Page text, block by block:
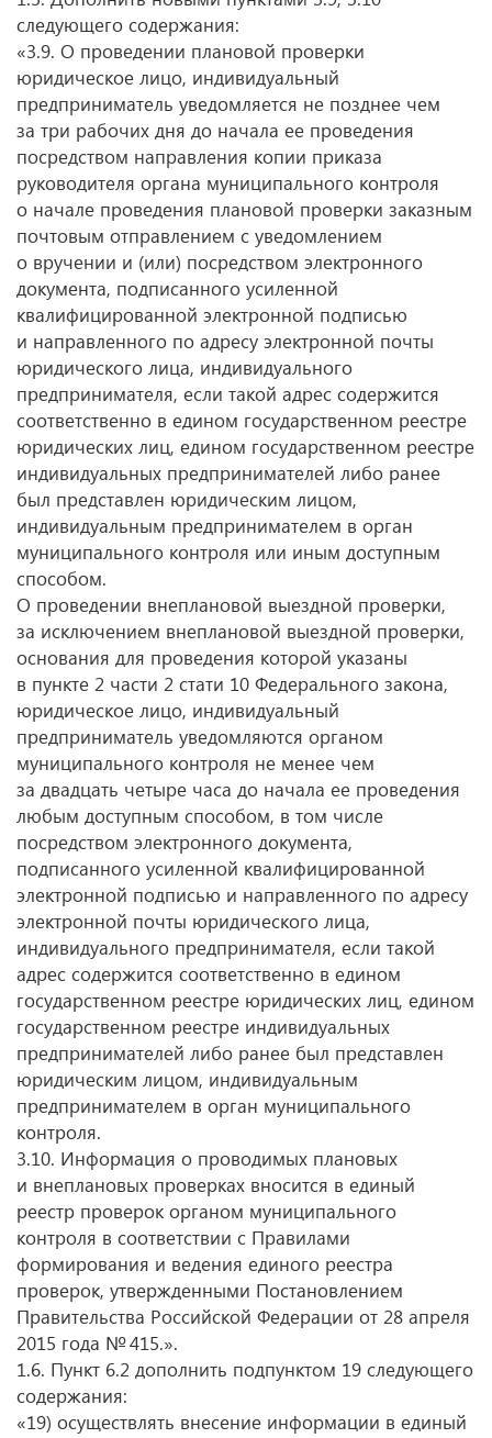
следующего содержания:
«3.9. О проведении плановой проверки
юридическое лицо, индивидуальный
предприниматель уведомляется не позднее чем
за три рабочих дня до начала ее проведения
посредством направления копии приказа
руководителя органа муниципального контроля
о начале проведения плановой проверки заказным
почтовым отправлением с уведомлением
о вручении и (или) посредством электронного
документа, подписанного усиленной
квалифицированной электронной подписью
и направленного по адресу электронной почты
юридического лица, индивидуального
предпринимателя, если такой адрес содержится
соответственно в едином государственном реестре
юридических лиц, едином государственном реестре
индивидуальных предпринимателей либо ранее
был представлен юридическим лицом,
индивидуальным предпринимателем в орган
муниципального контроля или иным доступным
способом.
О проведении внеплановой выездной проверки,
за исключением внеплановой выездной проверки,
основания для проведения которой указаны
в пункте 2 части 2 стати 10 Федерального закона,
юридическое лицо, индивидуальный
предприниматель уведомляются органом
муниципального контроля не менее чем
за двадцать четыре часа до начала ее проведения
любым доступным способом, в том числе
посредством электронного документа,
подписанного усиленной квалифицированной
электронной подписью и направленного по адресу
электронной почты юридического лица,
индивидуального предпринимателя, если такой
адрес содержится соответственно в едином
государственном реестре юридических лиц, едином
государственном реестре индивидуальных
предпринимателей либо ранее был представлен
юридическим лицом, индивидуальным
предпринимателем в орган муниципального
контроля.
3.10. Информация о проводимых плановых
и внеплановых проверках вносится в единый
реестр проверок органом муниципального
контроля в соответствии с Правилами
формирования и ведения единого реестра
проверок, утвержденными Постановлением
Правительства Российской Федерации от 28 апреля
2015 года № 415.».
1.6. Пункт 6.2 дополнить подпунктом 19 следующего
содержания:
«19) осуществлять внесение информации в единый